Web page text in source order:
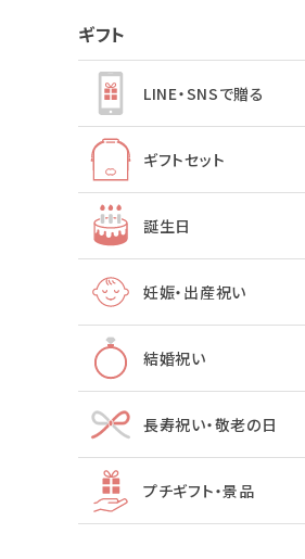
ギフト
LINE・SNSで贈る
ギフトセット
誕生日
妊娠・出産祝い
結婚祝い
長寿祝い・敬老の日
プチギフト・景品